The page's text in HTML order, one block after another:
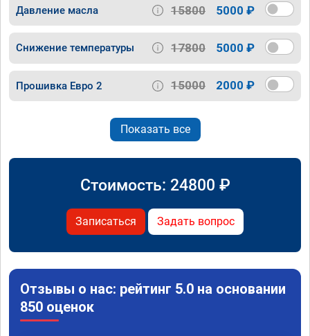
Давление масла 15800 5000 ₽
Снижение температуры 17800 5000 ₽
Прошивка Евро 2 15000 2000 ₽
Показать все
Стоимость: 24800 ₽
Записаться Задать вопрос
Отзывы о нас: рейтинг 5.0 на основании
850 оценок